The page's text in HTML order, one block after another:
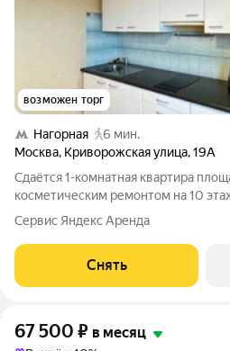
возможен торг
Нагорная
6 мин.
Москва, Криворожская улица,19А
Сдаётся 1-комнатная квартира
косметическим ремонтом на 10
срок от 11 месяцев. Из техники есть: Телевизор Духовой шкаф
Стиральная машина Холодильник Кондиционер Дом - блочный,
окна выходят во двор. В
Сервис Яндекс Аренда
Снять
67 500 ₽ в месяц